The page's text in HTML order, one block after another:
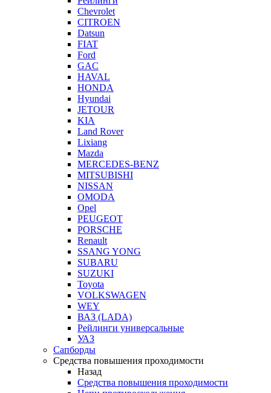
Chevrolet
CITROEN
Datsun
FIAT
Ford
GAC
HAVAL
HONDA
Hyundai
JETOUR
KIA
Land Rover
Lixiang
Mazda
MERCEDES-BENZ
MITSUBISHI
NISSAN
OMODA
Opel
PEUGEOT
PORSCHE
Renault
SSANG YONG
SUBARU
SUZUKI
Toyota
VOLKSWAGEN
WEY
ВАЗ (LADA)
Рейлинги универсальные
УАЗ
Сапборды
Средства повышения проходимости
Назад
Средства повышения проходимости